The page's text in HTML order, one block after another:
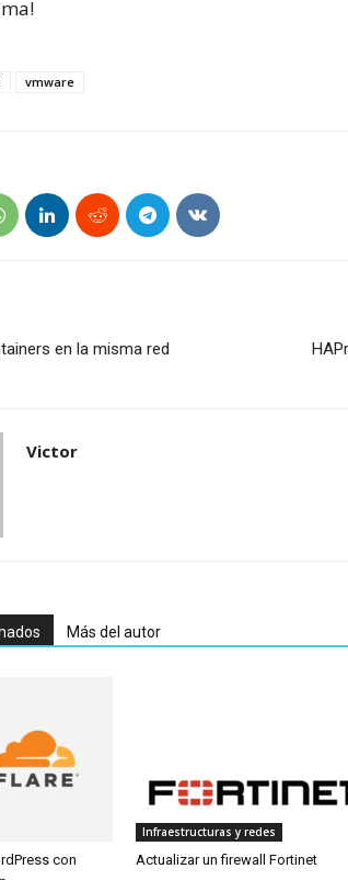
vmware
en la misma red
Victor
Más del autor
con
Infraestructuras y redes
Actualizar un firewall Fortinet